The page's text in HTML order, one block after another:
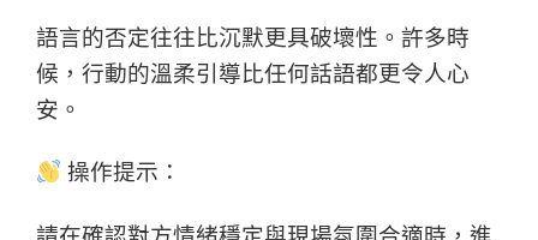
語言的否定往往比沉默更具破壞性。許多時
候，行動的溫柔引導比任何話語都更令人心
安。
操作提示：
請在確認對方情緒穩定與現場氛圍合適時，進